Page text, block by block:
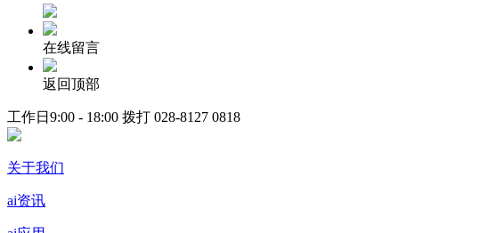
在线留言
返回顶部
工作日9:00 - 18:00 拨打 028-8127 0818
关于我们
ai资讯